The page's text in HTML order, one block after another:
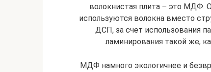
волокнистая плита – это МДФ.
используются волокна вместо
ДСП, за счет использования
ламинирования такой же,
МДФ намного экологичнее и